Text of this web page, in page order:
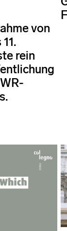
von
rein